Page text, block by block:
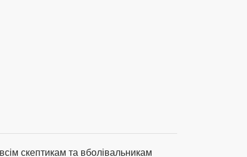
скептикам та вболівальникам